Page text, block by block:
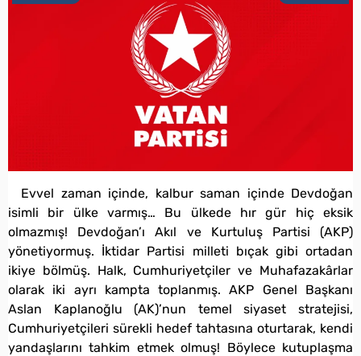
Evvel zaman içinde, kalbur saman içinde Devdoğan
isimli bir ülke varmış… Bu ülkede hır gür hiç eksik
olmazmış! Devdoğan’ı Akıl ve Kurtuluş Partisi (AKP)
yönetiyormuş. İktidar Partisi milleti bıçak gibi ortadan
ikiye bölmüş. Halk, Cumhuriyetçiler ve Muhafazakârlar
olarak iki ayrı kampta toplanmış. AKP Genel Başkanı
Aslan Kaplanoğlu (AK)’nun temel siyaset stratejisi,
Cumhuriyetçileri sürekli hedef tahtasına oturtarak, kendi
yandaşlarını tahkim etmek olmuş! Böylece kutuplaşma